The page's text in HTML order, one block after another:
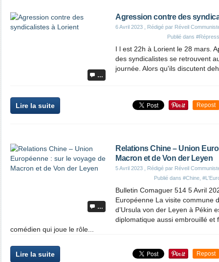
…
Agression contre des
6 Avril 2023 , Rédigé par Réveil
Publié dans
I l est 22h à Lorient le 28 mars.
des syndicalistes se retrouvent
journée. Alors qu'ils discutent
Lire la suite Repost
…
Relations Chine – Union
Macron et de Von der Leyen
5 Avril 2023 , Rédigé par Réveil
Publié dans #Chine
Bulletin Comaguer 514 5 Avril
Européenne La visite commune
d’Ursula von der Leyen à Pékin
diplomatique aussi embrouillé et
comédien qui joue le rôle...
Lire la suite Repost